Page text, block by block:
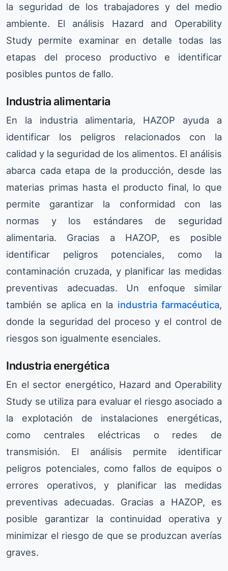
la seguridad de los trabajadores y del medio
ambiente. El análisis Hazard and Operability
Study permite examinar en detalle todas las
etapas del proceso productivo e identificar
posibles puntos de fallo.
Industria alimentaria
En la industria alimentaria, HAZOP ayuda a
identificar los peligros relacionados con la
calidad y la seguridad de los alimentos. El análisis
abarca cada etapa de la producción, desde las
materias primas hasta el producto final, lo que
permite garantizar la conformidad con las
normas y los estándares de seguridad
alimentaria. Gracias a HAZOP, es posible
identificar peligros potenciales, como la
contaminación cruzada, y planificar las medidas
preventivas adecuadas. Un enfoque similar
también se aplica en la industria farmacéutica,
donde la seguridad del proceso y el control de
riesgos son igualmente esenciales.
Industria energética
En el sector energético, Hazard and Operability
Study se utiliza para evaluar el riesgo asociado a
la explotación de instalaciones energéticas,
como centrales eléctricas o redes de
transmisión. El análisis permite identificar
peligros potenciales, como fallos de equipos o
errores operativos, y planificar las medidas
preventivas adecuadas. Gracias a HAZOP, es
posible garantizar la continuidad operativa y
minimizar el riesgo de que se produzcan averías
graves.